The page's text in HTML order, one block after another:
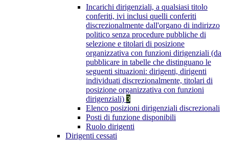
Incarichi dirigenziali, a qualsiasi titolo
conferiti, ivi inclusi quelli conferiti
discrezionalmente dall'organo di indirizzo
politico senza procedure pubbliche di
selezione e titolari di posizione
organizzativa con funzioni dirigenziali (da
pubblicare in tabelle che distinguano le
seguenti situazioni: dirigenti, dirigenti
individuati discrezionalmente, titolari di
posizione organizzativa con funzioni
dirigenziali) 3
Elenco posizioni dirigenziali discrezionali
Posti di funzione disponibili
Ruolo dirigenti
Dirigenti cessati